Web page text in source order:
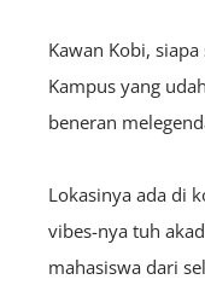
Kawan Kobi,
Kampus yang
beneran
Lokasinya ada di
vibes-nya tuh
mahasiswa dari